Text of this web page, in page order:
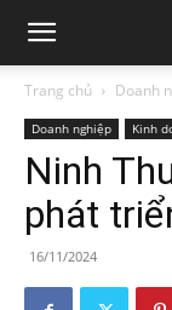
Trang chủ Doanh
Doanh nghiệp Kinh
Ninh
phát
16/11/2024